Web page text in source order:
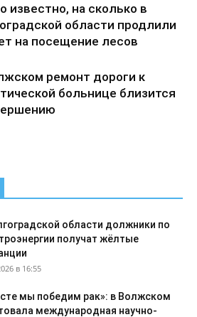
известно, на сколько в
области продлили
на посещение лесов
ремонт дороги к
больнице близится
области должники по
получат жёлтые
в 16:55
мы победим рак»: в Волжском
международная научно-